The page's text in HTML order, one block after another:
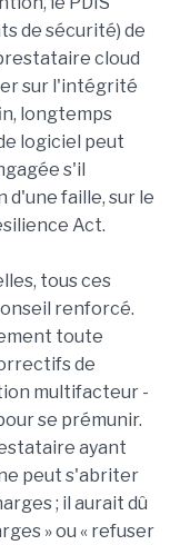
de sécurité) de
cloud
sur l'intégrité
longtemps
logiciel peut
s'il
d'une faille, sur le
Act.
tous ces
renforcé.
toute
de
multifacteur -
se prémunir.
ayant
peut s'abriter
; il aurait dû
» ou « refuser